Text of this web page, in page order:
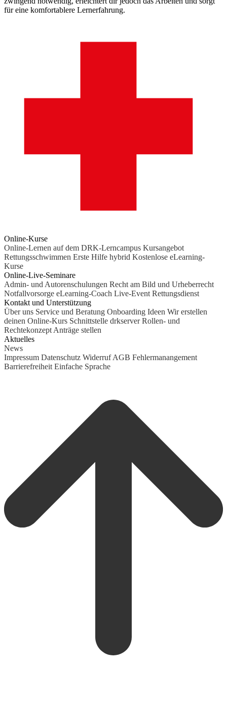
für eine komfortablere Lernerfahrung.
Online-Kurse
Online-Lernen auf dem DRK-Lerncampus Kursangebot
Rettungsschwimmen Erste Hilfe hybrid Kostenlose eLearning-
Kurse
Online-Live-Seminare
Admin- und Autorenschulungen Recht am Bild und Urheberrecht
Notfallvorsorge eLearning-Coach Live-Event Rettungsdienst
Kontakt und Unterstützung
Über uns Service und Beratung Onboarding Ideen Wir erstellen
deinen Online-Kurs Schnittstelle drkserver Rollen- und
Rechtekonzept Anträge stellen
Aktuelles
News
Impressum Datenschutz Widerruf AGB Fehlermanangement
Barrierefreiheit Einfache Sprache